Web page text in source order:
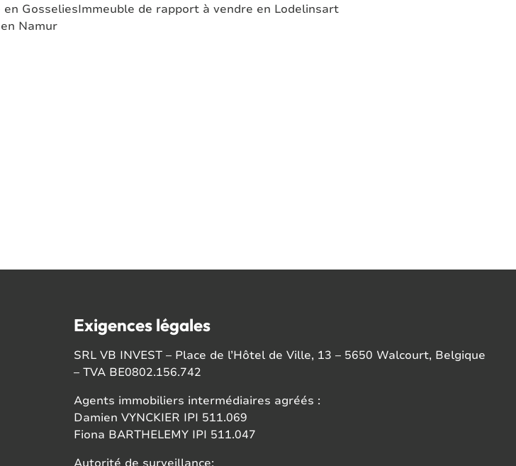
GosseliesImmeuble de rapport à vendre en Lodelinsart
Namur
Exigences légales
SRL VB INVEST – Place de l’Hôtel de Ville, 13 – 5650 Walcourt, Belgique
– TVA BE0802.156.742
Agents immobiliers intermédiaires agréés :
Damien VYNCKIER IPI 511.069
Fiona BARTHELEMY IPI 511.047
Autorité de surveillance: